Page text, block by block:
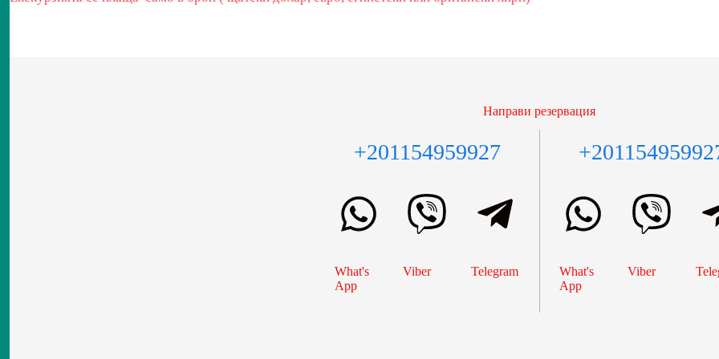
Направи резервация
+201154959927
What's
App
Viber Telegram
What's
App
Viber